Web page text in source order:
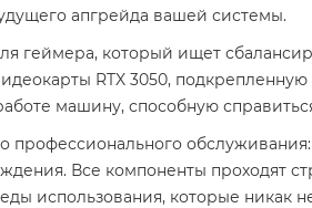
апгрейда вашей системы.
геймера, который ищет
RTX 3050,
машину, способную
профессионального
Все компоненты проходят
использования, которые никак